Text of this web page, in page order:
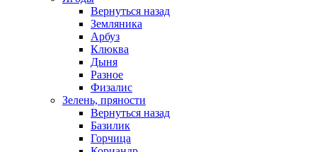
Вернуться назад
Земляника
Арбуз
Клюква
Дыня
Разное
Физалис
Зелень, пряности
Вернуться назад
Базилик
Горчица